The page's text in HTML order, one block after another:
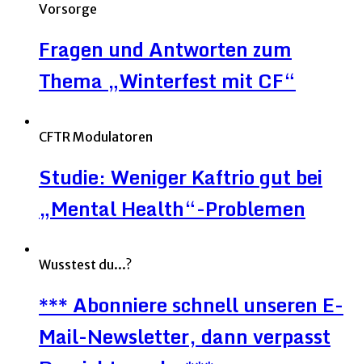
Vorsorge
Fragen und Antworten zum
Thema „Winterfest mit CF“
CFTR Modulatoren
Studie: Weniger Kaftrio gut bei
„Mental Health“-Problemen
Wusstest du...?
*** Abonniere schnell unseren E-
Mail-Newsletter, dann verpasst